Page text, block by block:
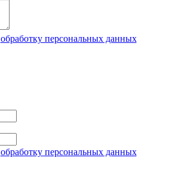
обработку персональных данных
обработку персональных данных